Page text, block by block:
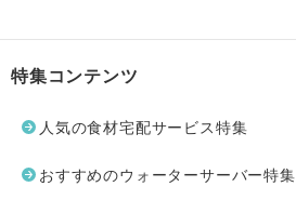
特集コンテンツ
人気の食材宅配サービス特集
おすすめのウォーターサーバー特集